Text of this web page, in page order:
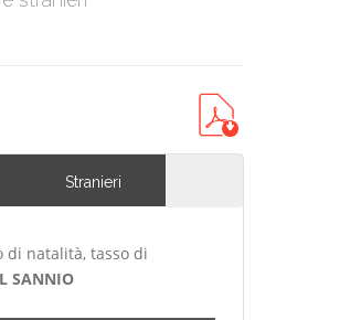
Stranieri
di natalità, tasso di
SANNIO